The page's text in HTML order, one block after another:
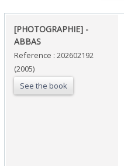
‎[PHOTOGRAPHIE] -
ABBAS‎
Reference : 202602192
(2005)
See the book